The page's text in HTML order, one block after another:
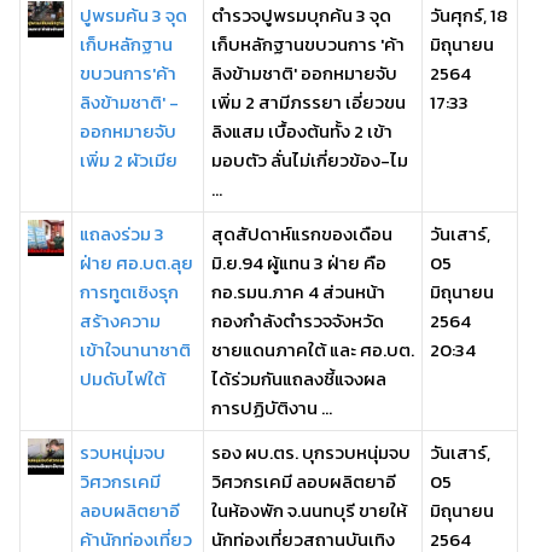
ปูพรมค้น 3 จุด
เก็บหลักฐาน
ขบวนการ'ค้า
ลิงข้ามชาติ' -
ออกหมายจับ
เพิ่ม 2 ผัวเมีย
ตำรวจปูพรมบุกค้น 3 จุด
เก็บหลักฐานขบวนการ 'ค้า
ลิงข้ามชาติ' ออกหมายจับ
เพิ่ม 2 สามีภรรยา เอี่ยวขน
ลิงแสม เบื้องต้นทั้ง 2 เข้า
มอบตัว ลั่นไม่เกี่ยวข้อง-ไม
...
วันศุกร์, 18
มิถุนายน
2564
17:33
แถลงร่วม 3
ฝ่าย ศอ.บต.ลุย
การทูตเชิงรุก
สร้างความ
เข้าใจนานาชาติ
ปมดับไฟใต้
สุดสัปดาห์แรกของเดือน
มิ.ย.94 ผู้แทน 3 ฝ่าย คือ
กอ.รมน.ภาค 4 ส่วนหน้า
กองกำลังตำรวจจังหวัด
ชายแดนภาคใต้ และ ศอ.บต.
ได้ร่วมกันแถลงชี้แจงผล
การปฏิบัติงาน ...
วันเสาร์,
05
มิถุนายน
2564
20:34
รวบหนุ่มจบ
วิศวกรเคมี
ลอบผลิตยาอี
ค้านักท่องเที่ยว
รอง ผบ.ตร. บุกรวบหนุ่มจบ
วิศวกรเคมี ลอบผลิตยาอี
ในห้องพัก จ.นนทบุรี ขายให้
นักท่องเที่ยวสถานบันเทิง
วันเสาร์,
05
มิถุนายน
2564